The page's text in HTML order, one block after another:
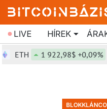
LIVE HÍREK
1 922,98$ +0,09%